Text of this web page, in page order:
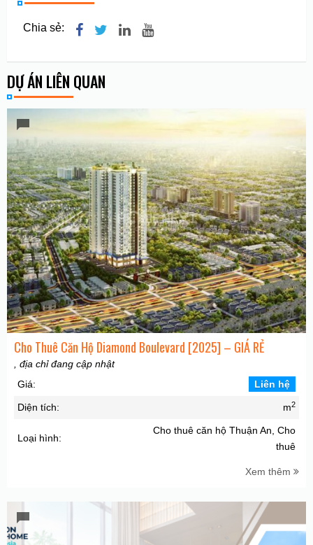
Chia sẻ:
DỰ ÁN LIÊN QUAN
Cho Thuê Căn Hộ Diamond Boulevard [2025] – GIÁ RẺ
, địa chỉ đang cập nhật
Giá:
Liên hệ
Diện tích: m2
Loại hình:
Cho thuê căn hộ Thuận An, Cho
thuê
Xem thêm